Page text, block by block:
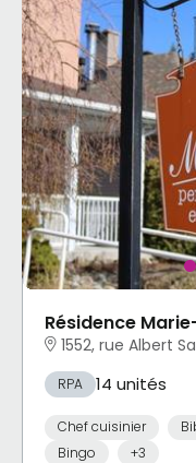
Résidence
1552, rue Albert
RPA 14 unités
Chef cuisinier
Bingo
+3